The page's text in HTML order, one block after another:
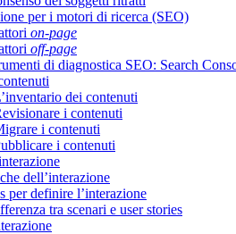
per i motori di ricerca (SEO)
on-page
off-page
di diagnostica SEO: Search
dei contenuti
i contenuti
i contenuti
i contenuti
dell’interazione
per definire l’interazione
tra scenari e user stories